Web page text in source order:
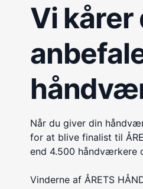
Vi kårer
Når du giver din
for at blive finalist til
end 4.500 håndværkere
Vinderne af ÅRETS